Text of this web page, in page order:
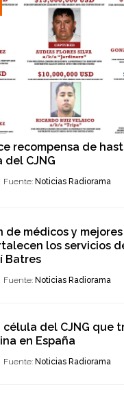
recompensa de
del CJNG
Fuente: Noticias Radiorama
de médicos y
los servicios
Batres
Fuente: Noticias Radiorama
del CJNG que
en España
Fuente: Noticias Radiorama